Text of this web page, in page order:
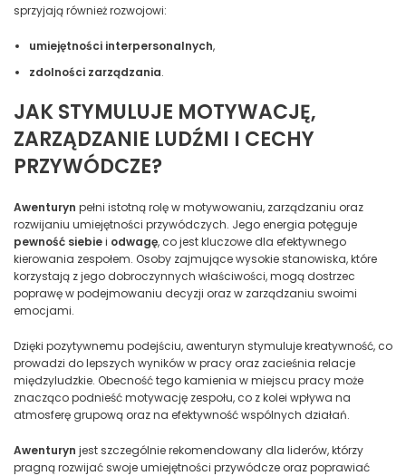
sprzyjają również rozwojowi:
umiejętności interpersonalnych,
zdolności zarządzania.
JAK STYMULUJE MOTYWACJĘ,
ZARZĄDZANIE LUDŹMI I CECHY
PRZYWÓDCZE?
Awenturyn pełni istotną rolę w motywowaniu, zarządzaniu oraz
rozwijaniu umiejętności przywódczych. Jego energia potęguje
pewność siebiei odwagę, co jest kluczowe dla efektywnego
kierowania zespołem. Osoby zajmujące wysokie stanowiska, które
korzystają z jego dobroczynnych właściwości, mogą dostrzec
poprawę w podejmowaniu decyzji oraz w zarządzaniu swoimi
emocjami.
Dzięki pozytywnemu podejściu, awenturyn stymuluje kreatywność, co
prowadzi do lepszych wyników w pracy oraz zacieśnia relacje
międzyludzkie. Obecność tego kamienia w miejscu pracy może
znacząco podnieść motywację zespołu, co z kolei wpływa na
atmosferę grupową oraz na efektywność wspólnych działań.
Awenturyn jest szczególnie rekomendowany dla liderów, którzy
pragną rozwijać swoje umiejętności przywódcze oraz poprawiać